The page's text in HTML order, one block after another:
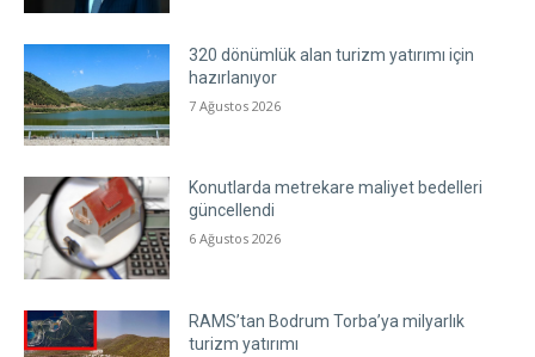
320 dönümlük alan turizm yatırımı için
hazırlanıyor
7 Ağustos 2026
Konutlarda metrekare maliyet bedelleri
güncellendi
6 Ağustos 2026
RAMS’tan Bodrum Torba’ya milyarlık
turizm yatırımı